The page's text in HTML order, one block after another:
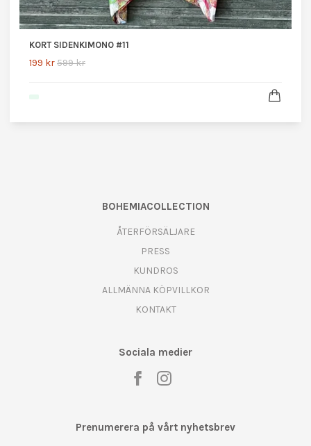
KORT SIDENKIMONO #11
199 kr599 kr
BOHEMIACOLLECTION
ÅTERFÖRSÄLJARE
PRESS
KUNDROS
ALLMÄNNA KÖPVILLKOR
KONTAKT
Sociala medier
Prenumerera på vårt nyhetsbrev